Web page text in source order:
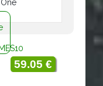
59.05 €